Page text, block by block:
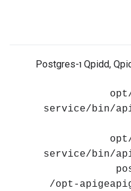
עצירת הפעולה של Qpidd, Qpid Server ו-Postgres
> /
service/bin/
> /
service/bin/